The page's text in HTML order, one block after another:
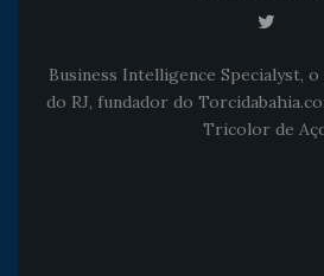
Business Intelligence Specialyst,
do RJ, fundador do
Tricolor de